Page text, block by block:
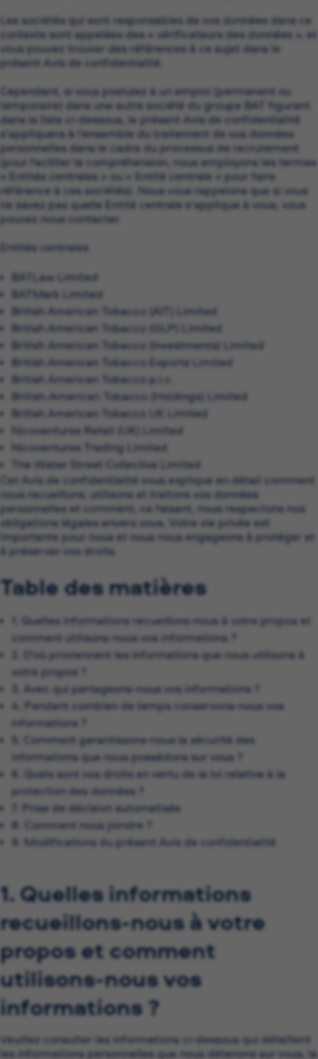
Les sociétés qui sont responsables de vos données dans ce
contexte sont appelées des « vérificateurs des données », et
vous pouvez trouver des références à ce sujet dans le
présent Avis de confidentialité.
Cependant, si vous postulez à un emploi (permanent ou
temporaire) dans une autre société du groupe BAT figurant
dans la liste ci-dessous, le présent Avis de confidentialité
s’appliquera à l’ensemble du traitement de vos données
personnelles dans le cadre du processus de recrutement
(pour faciliter la compréhension, nous employons les termes
« Entités centrales » ou « Entité centrale » pour faire
référence à ces sociétés). Nous vous rappelons que si vous
ne savez pas quelle Entité centrale s’applique à vous, vous
pouvez nous contacter.
Entités centrales
BATLaw Limited
BATMark Limited
British American Tobacco (AIT) Limited
British American Tobacco (GLP) Limited
British American Tobacco (Investments) Limited
British American Tobacco Exports Limited
British American Tobacco p.l.c.
British-American Tobacco (Holdings) Limited
British American Tobacco UK Limited
Nicoventures Retail (UK) Limited
Nicoventures Trading Limited
The Water Street Collective Limited
Cet Avis de confidentialité vous explique en détail comment
nous recueillons, utilisons et traitons vos données
personnelles et comment, ce faisant, nous respectons nos
obligations légales envers vous. Votre vie privée est
importante pour nous et nous nous engageons à protéger et
à préserver vos droits.
Table des matières
1. Quelles informations recueillons-nous à votre propos et
comment utilisons-nous vos informations ?
2. D’où proviennent les informations que nous utilisons à
votre propos ?
3. Avec qui partageons-nous vos informations ?
4. Pendant combien de temps conservons-nous vos
informations ?
5. Comment garantissons-nous la sécurité des
informations que nous possédons sur vous ?
6. Quels sont vos droits en vertu de la loi relative à la
protection des données ?
7. Prise de décision automatisée
8. Comment nous joindre ?
9. Modifications du présent Avis de confidentialité
1. Quelles informations
recueillons-nous à votre
propos et comment
utilisons-nous vos
informations ?
Veuillez consulter les informations ci-dessous qui détaillent
les informations personnelles que nous détenons sur vous, la